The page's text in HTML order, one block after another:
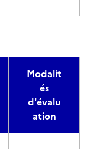
Modalit
és
d'évalu
ation